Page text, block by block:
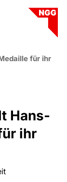
für ihr
Hans-
ihr